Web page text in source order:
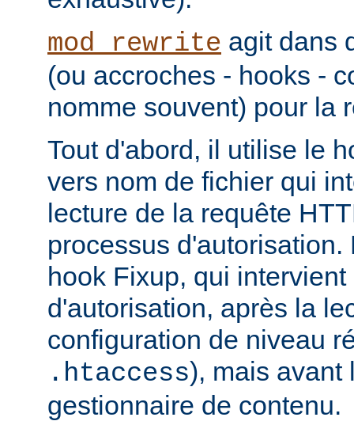
mod_rewrite agit dans
(ou accroches - hooks -
nomme souvent) pour la
Tout d'abord, il utilise le
vers nom de fichier qui
lecture de la requête
processus
hook Fixup, qui
d'autorisation, après la
configuration de niveau
.htaccess), mais avant
gestionnaire de contenu.